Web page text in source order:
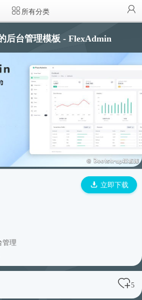
所有分类
后台管理模板 - FlexAdmin
立即下载
管理
5